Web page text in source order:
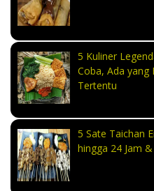
5 Kuliner
Coba, Ada yang
Tertentu
5 Sate Taichan
hingga 24 Jam